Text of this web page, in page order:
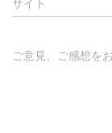
サイト
ご意見、ご感想を